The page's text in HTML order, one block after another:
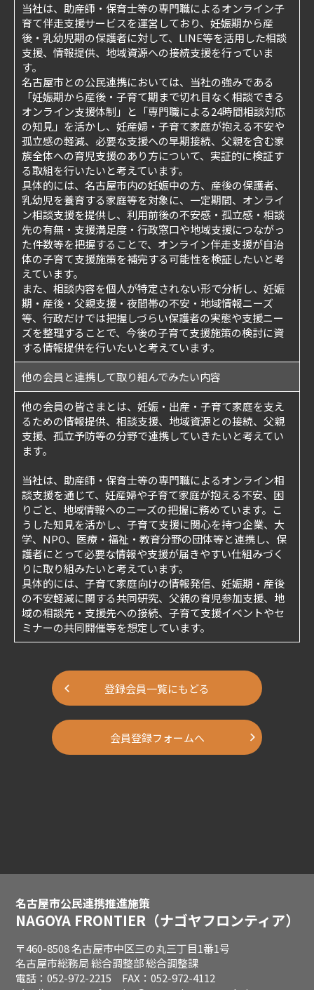
当社は、助産師・保育士等の専門職によるオンライン子
育て伴走支援サービスを運営しており、妊娠期から産
後・乳幼児期の保護者に対して、LINE等を活用した相談
支援、情報提供、地域資源への接続支援を行っていま
す。
名古屋市との公民連携においては、当社の強みである
「妊娠期から産後・子育て期まで切れ目なく相談できる
オンライン支援体制」と「専門職による24時間相談対応
の知見」を活かし、妊産婦・子育て家庭が抱える不安や
孤立感の軽減、必要な支援への早期接続、父親を含む家
族全体への育児支援のあり方について、実証的に検証す
る取組を行いたいと考えています。
具体的には、名古屋市内の妊娠中の方、産後の保護者、
乳幼児を養育する家庭等を対象に、一定期間、オンライ
ン相談支援を提供し、利用前後の不安感・孤立感・相談
先の有無・支援満足度・行政窓口や地域支援につながっ
た件数等を把握することで、オンライン伴走支援が自治
体の子育て支援施策を補完する可能性を検証したいと考
えています。
また、相談内容を個人が特定されない形で分析し、妊娠
期・産後・父親支援・夜間帯の不安・地域情報ニーズ
等、行政だけでは把握しづらい保護者の実態や支援ニー
ズを整理することで、今後の子育て支援施策の検討に資
する情報提供を行いたいと考えています。
他の会員と連携して取り組んでみたい内容
他の会員の皆さまとは、妊娠・出産・子育て家庭を支え
るための情報提供、相談支援、地域資源との接続、父親
支援、孤立予防等の分野で連携していきたいと考えてい
ます。
当社は、助産師・保育士等の専門職によるオンライン相
談支援を通じて、妊産婦や子育て家庭が抱える不安、困
りごと、地域情報へのニーズの把握に務めています。こ
うした知見を活かし、子育て支援に関心を持つ企業、大
学、NPO、医療・福祉・教育分野の団体等と連携し、保
護者にとって必要な情報や支援が届きやすい仕組みづく
りに取り組みたいと考えています。
具体的には、子育て家庭向けの情報発信、妊娠期・産後
の不安軽減に関する共同研究、父親の育児参加支援、地
域の相談先・支援先への接続、子育て支援イベントやセ
ミナーの共同開催等を想定しています。
登録会員一覧にもどる
会員登録フォームへ
名古屋市公民連携推進施策
NAGOYA FRONTIER（ナゴヤフロンティア）
〒460-8508 名古屋市中区三の丸三丁目1番1号
名古屋市総務局 総合調整部 総合調整課
電話：052-972-2215 FAX：052-972-4112